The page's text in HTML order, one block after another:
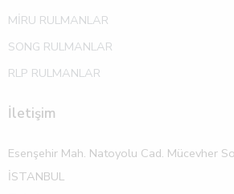
MİRU RULMANLAR
SONG RULMANLAR
RLP RULMANLAR
İletişim
Esenşehir Mah. Natoyolu Cad. Mücevher
İSTANBUL